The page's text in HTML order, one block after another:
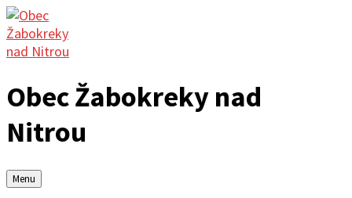
Obec Žabokreky nad
Nitrou
Menu